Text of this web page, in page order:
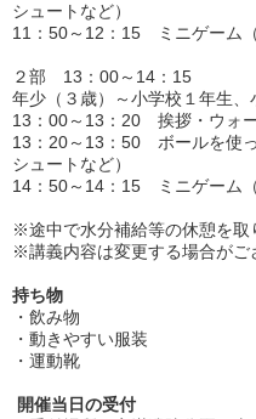
シュートなど）
11：50～12：15 ミニゲーム
２部 13：00～14：15
年少（３歳）～小学校１年生、
13：00～13：20 挨拶・ウォ
13：20～13：50 ボールを使
シュートなど）
14：50～14：15 ミニゲーム
※途中で水分補給等の休憩を取
※講義内容は変更する場合がご
持ち物
・飲み物
・動きやすい服装
・運動靴
開催当日の受付